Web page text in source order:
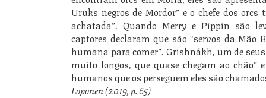
Uruks negros de Mordor” e o chefe dos
achatada”. Quando Merry e Pippin são
captores declaram que são “servos da Mão
humana para comer”. Grishnákh, um de
muito longos, que quase chegam ao chão”
humanos que os perseguem eles são
Loponen (2019, p. 65)